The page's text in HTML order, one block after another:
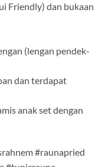
Friendly) dan bukaan
(lengan pendek-
dan terdapat
anak set dengan
#raunapried